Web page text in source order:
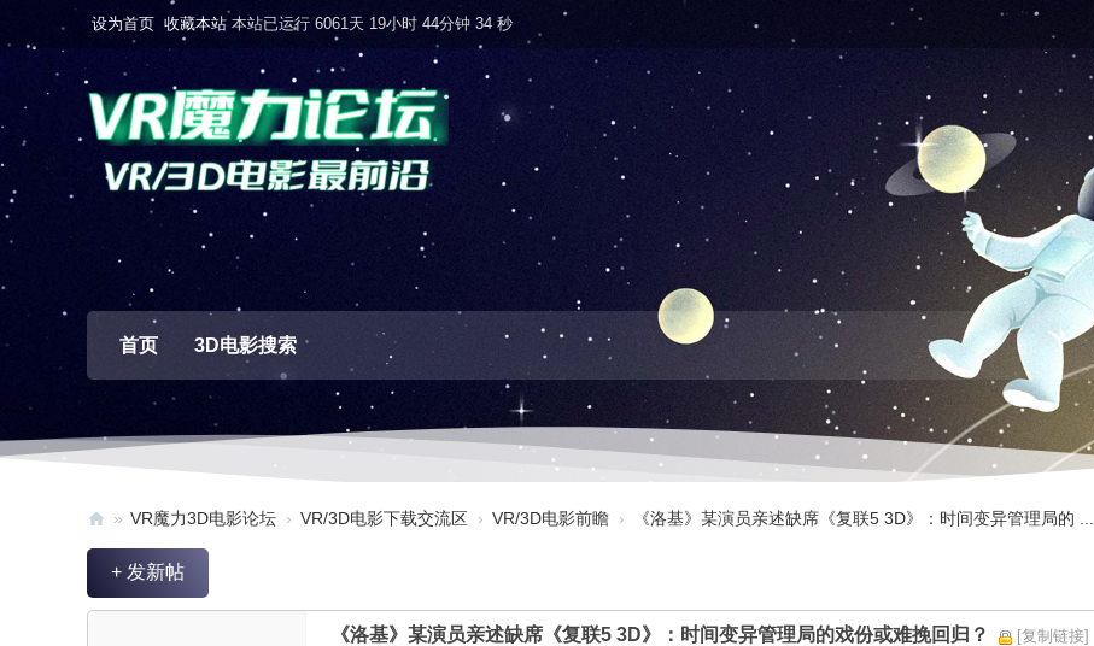
设为首页 收藏本站 本站已运行 6061天 19小时 44分钟 35 秒
首页 3D电影搜索
V
» VR魔力3D电影论坛 › VR/3D电影下载交流区 › VR/3D电影前瞻 › 《洛基》某演员亲述缺席《复联5 3D》：时间变异管理局的 ...
+ 发新帖
《洛基》某演员亲述缺席《复联5 3D》：时间变异管理局的戏份或难挽回归？ [复制链接]